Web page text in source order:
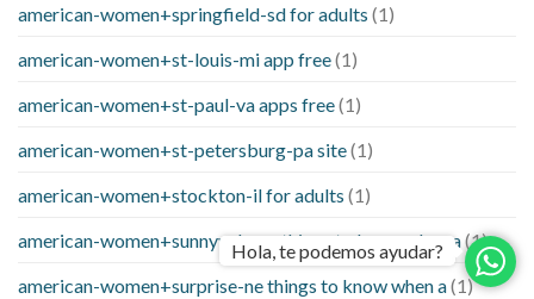
american-women+springfield-sd for adults (1)
american-women+st-louis-mi app free(1)
american-women+st-paul-va apps free(1)
american-women+st-petersburg-pa site(1)
american-women+stockton-il for adults (1)
american-women+sunnyvale-ca things to know when a(1)
american-women+surprise-ne things to know when a(1)
Hola, te podemos ayudar?